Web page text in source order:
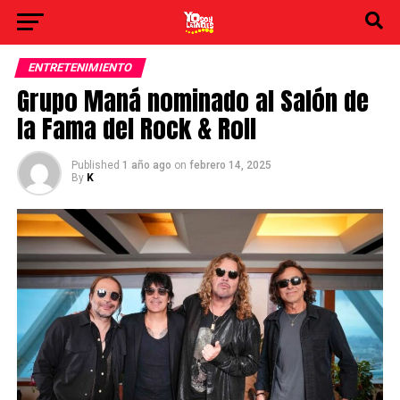
ENTRETENIMIENTO
Grupo Maná nominado al Salón de
la Fama del Rock & Roll
Published 1 año ago on febrero 14, 2025
By K